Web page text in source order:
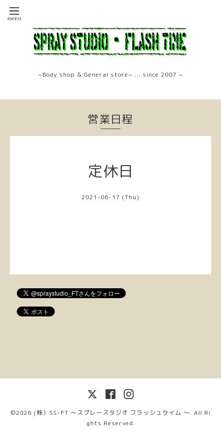
~Body shop & General store~ ... since 2007 ~
営業日程
定休日
2021-06-17 (Thu)
©2026 (株）SS-FT 〜スプレースタジオ フラッシュタイム 〜. All Ri
ghts Reserved.